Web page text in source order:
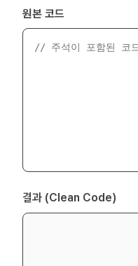
원본 코드
결과 (Clean Code)